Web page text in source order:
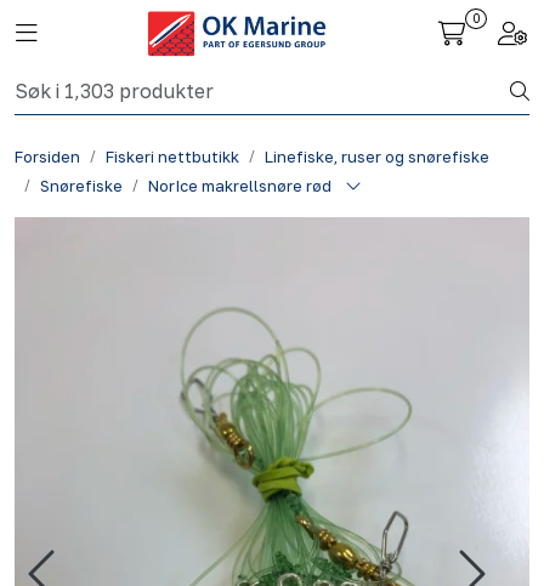
Skip to main content
Toggle navigation
0
Forsiden Fiskeri nettbutikk
Linefiske, ruser og snørefiske
Snørefiske
NorIce makrellsnøre rød
Fiskeri nettbutikk
Havbruk